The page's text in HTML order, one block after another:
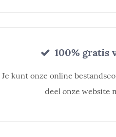
100% gratis
Je kunt onze online
deel onze website